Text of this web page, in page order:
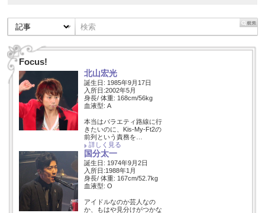
Focus!
北山宏光
誕生日: 1985年9月17日
入所日:2002年5月
身長/ 体重: 168cm/56kg
血液型: A
本当はバラエティ路線に行
きたいのに、Kis-My-Ft2の
前列という責務を…
詳しく見る
国分太一
誕生日: 1974年9月2日
入所日:1988年1月
身長/ 体重: 167cm/52.7kg
血液型: O
アイドルなのか芸人なの
か、もはや見分けがつかな